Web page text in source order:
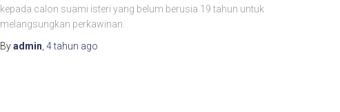
kepada calon suami isteri yang belum berusia 19 tahun untuk
melangsungkan perkawinan.
Byadmin 4 tahun ago